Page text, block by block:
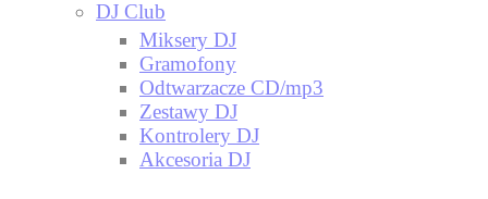
DJ Club
Miksery DJ
Gramofony
Odtwarzacze CD/mp3
Zestawy DJ
Kontrolery DJ
Akcesoria DJ